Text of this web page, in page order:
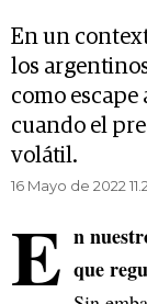
En un
los
como
cuando el
volátil.
16 Mayo de 2022
E n
que